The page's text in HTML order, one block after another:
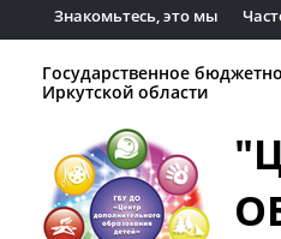
Знакомьтесь, это мы
Государственное
Иркутской области